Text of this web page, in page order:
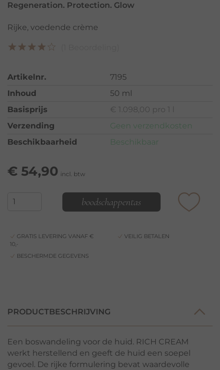
Regeneration. Protection. Glow
Rijke, voedende crème
Artikelnr.
7195
Inhoud
50 ml
Basisprijs
€ 1.098,00 pro 1 l
Verzending
Geen verzendkosten
Beschikbaarheid
Beschikbaar
€ 54,90 incl. btw
boodschappentas
GRATIS LEVERING VANAF €
10,-
VEILIG BETALEN
BESCHERMDE GEGEVENS
PRODUCTBESCHRIJVING
Een boswandeling voor de huid. RICH CREAM
werkt herstellend en geeft de huid een soepel
gevoel. De rijke formulering bevat waardevolle